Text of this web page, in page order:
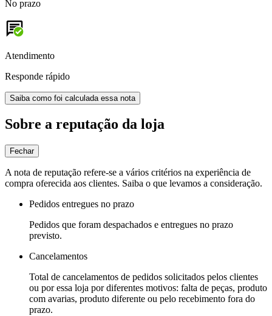
No prazo
Atendimento
Responde rápido
Saiba como foi calculada essa nota
Sobre a reputação da loja
Fechar
A nota de reputação refere-se a vários critérios na experiência de
compra oferecida aos clientes. Saiba o que levamos a consideração.
Pedidos entregues no prazo
Pedidos que foram despachados e entregues no prazo
previsto.
Cancelamentos
Total de cancelamentos de pedidos solicitados pelos clientes
ou por essa loja por diferentes motivos: falta de peças, produto
com avarias, produto diferente ou pelo recebimento fora do
prazo.